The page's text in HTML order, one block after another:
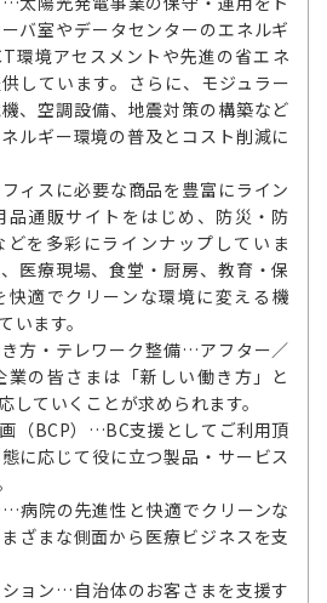
バ室やデータセンターのエネルギ
環境アセスメントや先進の省エネ
しています。さらに、モジュラー
、空調設備、地震対策の構築など
ルギー環境の普及とコスト削減に
ィスに必要な商品を豊富にライン
品通販サイトをはじめ、防災・防
を多彩にラインナップしていま
医療現場、食堂・厨房、教育・保
快適でクリーンな環境に変える機
います。
方・テレワーク整備…アフター／
の皆さまは「新しい働き方」と
していくことが求められます。
（BCP）…BC支援としてご利用頂
に応じて役に立つ製品・サービス
病院の先進性と快適でクリーンな
ざまな側面から医療ビジネスを支
ョン…自治体のお客さまを支援す